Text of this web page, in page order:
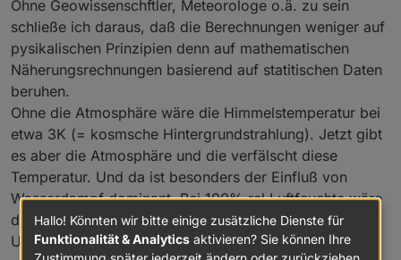
Ohne Geowissenschftler, Meteorologe o.ä. zu sein
schließe ich daraus, daß die Berechnungen weniger auf
pysikalischen Prinzipien denn auf mathematischen
Näherungsrechnungen basierend auf statitischen Daten
beruhen.
Ohne die Atmosphäre wäre die Himmelstemperatur bei
etwa 3K (= kosmsche Hintergrundstrahlung). Jetzt gibt
es aber die Atmosphäre und die verfälscht diese
Temperatur. Und da ist besonders der Einfluß von
Wasserdampf dominant. Bei 100% rel Luftfeuchte wäre
die Himmelstemperatur gleich der
Umgebungstemperatur. Damit haben wir schon mal
Hallo! Könnten wir bitte einige zusätzliche Dienste für
Funktionalität & Analytics aktivieren? Sie können Ihre